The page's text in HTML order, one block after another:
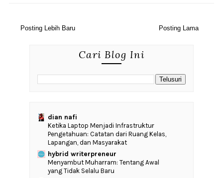
Posting Lebih Baru Posting Lama
Cari Blog Ini
dian nafi
Ketika Laptop Menjadi Infrastruktur
Pengetahuan: Catatan dari Ruang Kelas,
Lapangan, dan Masyarakat
hybrid writerpreneur
Menyambut Muharram: Tentang Awal
yang Tidak Selalu Baru